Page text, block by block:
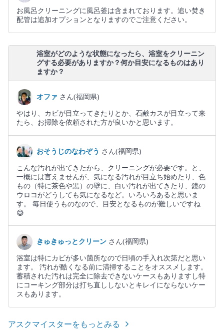
お風呂クリーニングに風呂釜は含まれております。追い焚き
配管は追加オプションとなりますのでご注意ください。
浴室がどのような状態になったら、浴室をクリーニン
グする必要がありますか？何か目安になるものはあり
ますか？
オファ さん(福岡県)
やはり、カビが目立ってきたりとか、石鹸カスが目立って来
たら、お掃除を依頼された方が良いかと思います。
おそうじのなわぞう さん(福岡県)
こんな汚れが出てきたから、クリーニングが必要です。と、
一概には言えませんが、気になる汚れが目立ち始めたり、色
もの（特に茶色や黒）の壁に、白い汚れが出てきたり、鏡の
ウロコがどうしても気になるなど。いろいろあると思いま
す。 毎日使うものなので、目安となるものが難しいですね
😅
きゅきゅっとクリーン さん(福岡県)
浴室は特にカビが多い箇所なので日頃の手入れ次第だと思い
ます。 汚れが酷くなる前に清掃することをオススメします。
蓄積された汚れは完全に除去できないケースもありますし特
にコーキング部分は打ち直ししないとキレイにならないケー
スもあります。
アスクマイスターをもっとみる